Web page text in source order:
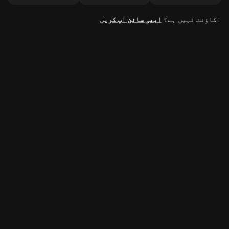
اکاؤنٹ نہیں ہے؟ ابھی سائن اپ کریں